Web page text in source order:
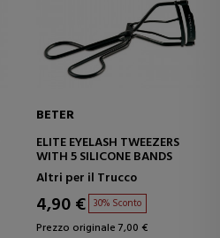
BETER
ELITE EYELASH TWEEZERS
WITH 5 SILICONE BANDS
Altri per il Trucco
4,90 € 30% Sconto
Prezzo originale 7,00 €